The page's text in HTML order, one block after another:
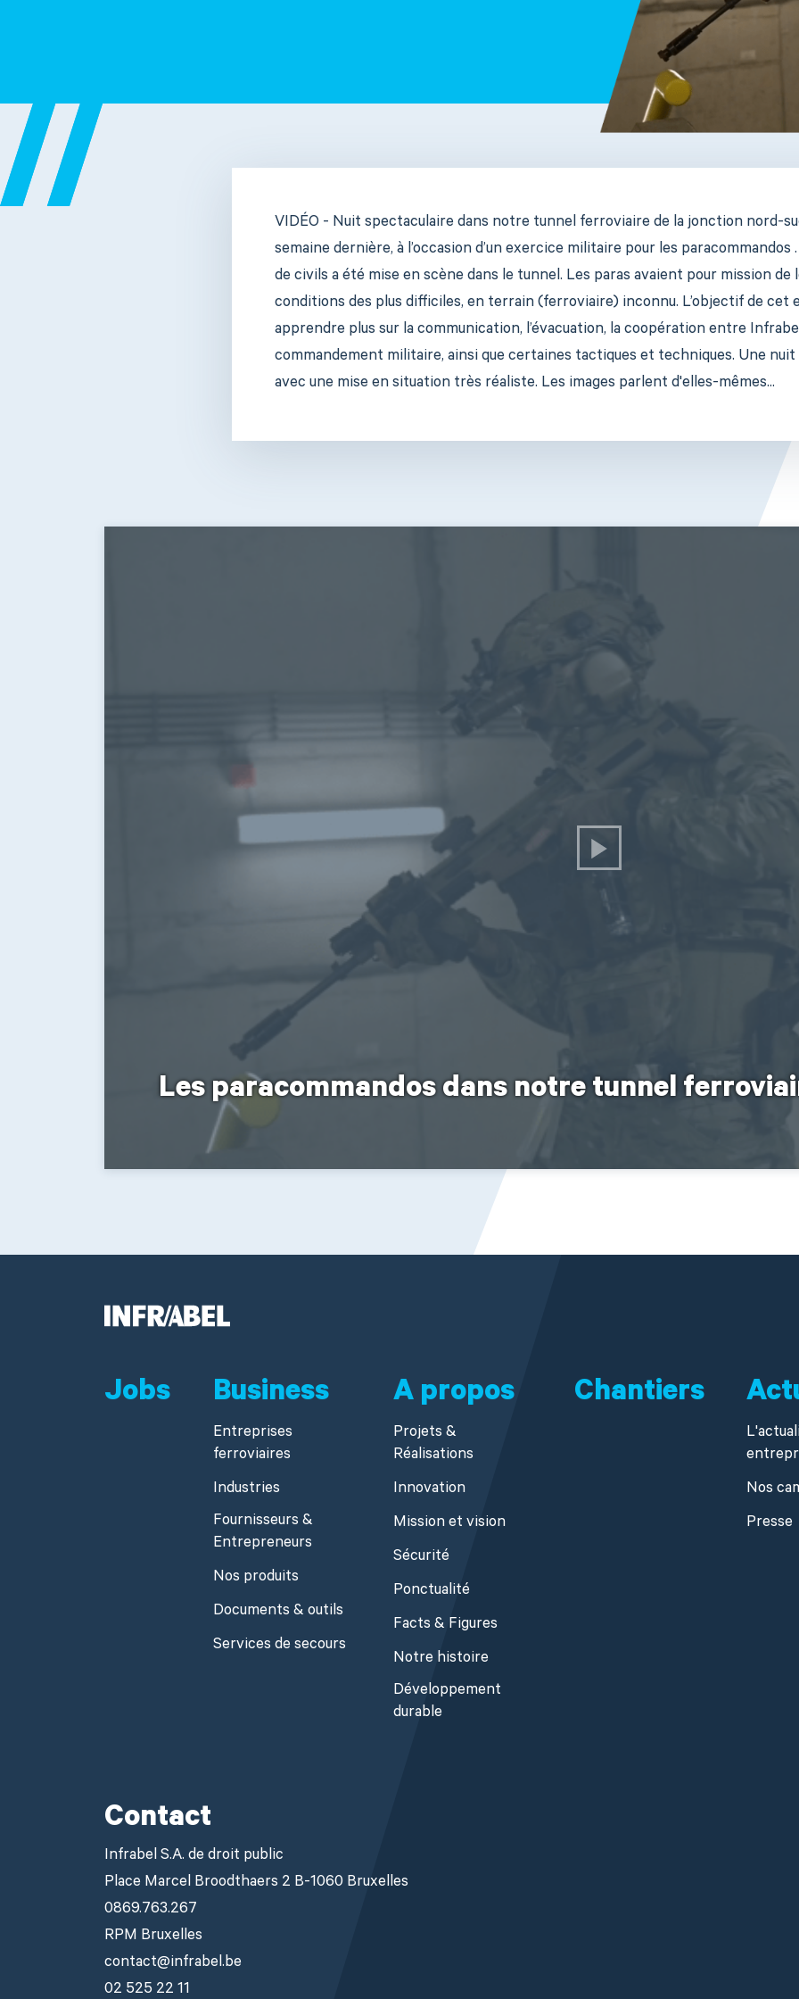
VIDÉO - Nuit spectaculaire dans notre tunnel ferroviaire de la jonction nord-
semaine dernière, à l’occasion d’un exercice militaire pour les paracommandos
de civils a été mise en scène dans le tunnel. Les paras avaient pour mission de
conditions des plus difficiles, en terrain (ferroviaire) inconnu. L’objectif de cet
apprendre plus sur la communication, l’évacuation, la coopération entre
commandement militaire, ainsi que certaines tactiques et techniques. Une
avec une mise en situation très réaliste. Les images parlent d'elles-mêmes...
Les paracommandos dans notre tunnel
Jobs Business
Entreprises
ferroviaires
Industries
Fournisseurs &
Entrepreneurs
Nos produits
Documents & outils
Services de secours
A propos
Projets &
Réalisations
Innovation
Mission et vision
Sécurité
Ponctualité
Facts & Figures
Notre histoire
Développement
durable
Chantiers
Nos
Presse
Contact
Infrabel S.A. de droit public
Place Marcel Broodthaers 2 B-1060 Bruxelles
0869.763.267
RPM Bruxelles
contact@infrabel.be
02 525 22 11